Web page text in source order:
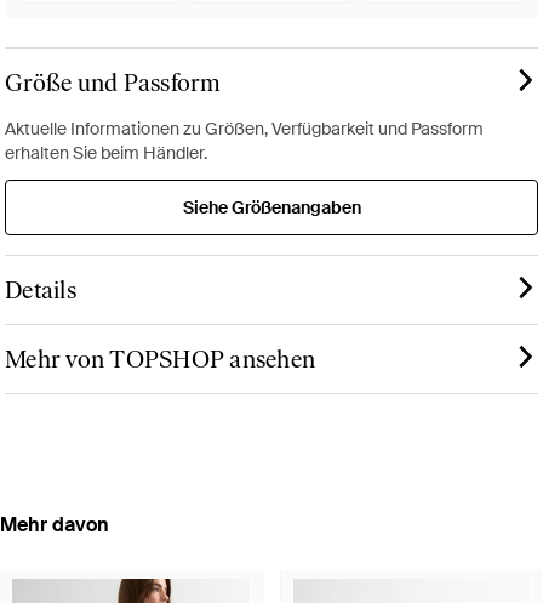
Größe und Passform
Aktuelle Informationen zu Größen, Verfügbarkeit und Passform
erhalten Sie beim Händler.
Siehe Größenangaben
Details
Mehr von TOPSHOP ansehen
Mehr davon